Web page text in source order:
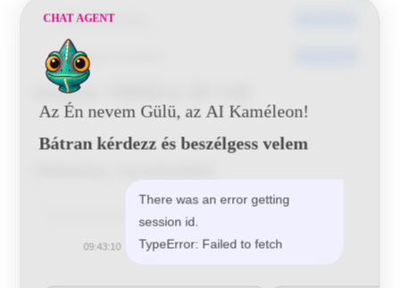
Dátumkészítés
Utoljára frissített
Scania 1366612 29 145
CHAT AGENT
Az Én nevem Gülü, az AI Kaméleon!
Bátran kérdezz és beszélgess velem
There was an error getting
session id.
TypeError: Failed to fetch
09:43:10